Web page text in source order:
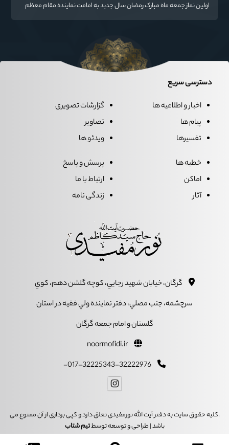
اولین نماز جمعه ماه مبارک رمضان سال جدید به امامت نماینده مقام معظم
دسترسی سریع
اخبار و اطلاعیه ها
پیام ها
تفسیرها
گزارشات تصویری
تصاویر
ویدئو ها
خطبه ها
اماکن
آثار
پرسش و پاسخ
ارتباط با ما
زندگی نامه
گرگان، خيابان شهيد رجايي، کوچه گلشن دهم، کوي
سرچشمه، جنب مصلي، دفتر نماينده ولي فقيه در استان
گلستان و امام جمعه گرگان
.کلیه حقوق سایت به دفتر آیت الله نورمفیدی تعلق دارد و کپی برداری از آن ممنوع می
باشد | طراحی و توسعه توسطتیم شتاب